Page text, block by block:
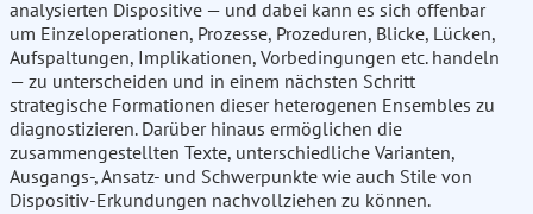
analysierten Dispositive — und dabei kann es sich offenbar
um Einzeloperationen, Prozesse, Prozeduren, Blicke, Lücken,
Aufspaltungen, Implikationen, Vorbedingungen etc. handeln
— zu unterscheiden und in einem nächsten Schritt
strategische Formationen dieser heterogenen Ensembles zu
diagnostizieren. Darüber hinaus ermöglichen die
zusammengestellten Texte, unterschiedliche Varianten,
Ausgangs-, Ansatz- und Schwerpunkte wie auch Stile von
Dispositiv-Erkundungen nachvollziehen zu können.